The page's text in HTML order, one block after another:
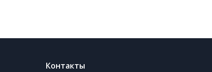
Контакты